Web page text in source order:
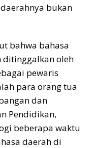
bukan
bahwa bahasa
ditinggalkan oleh
pewaris
para orang tua
dan
Pendidikan,
beberapa waktu
daerah di